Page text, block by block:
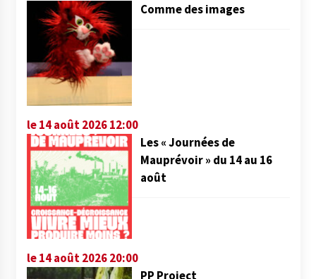
Comme des images
le 14 août 2026 12:00
Les « Journées de
Mauprévoir » du 14 au 16
août
le 14 août 2026 20:00
PP Project